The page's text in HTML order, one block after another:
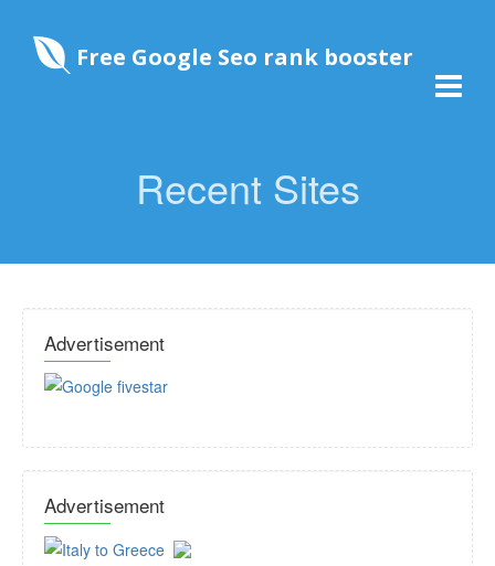
Free Google Seo rank booster
Recent Sites
Advertisement
Advertisement